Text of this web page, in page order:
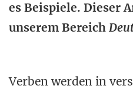
es Beispiele. Dieser
unserem Bereich
Verben werden in